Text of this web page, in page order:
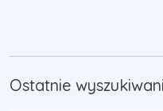
Ostatnie